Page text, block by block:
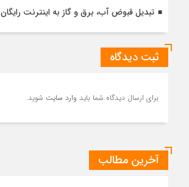
تبدیل قبوض آب، برق و گاز به اینترنت رایگان
ثبت دیدگاه
برای ارسال دیدگاه شما باید وارد سایت شوید.
آخرین مطالب